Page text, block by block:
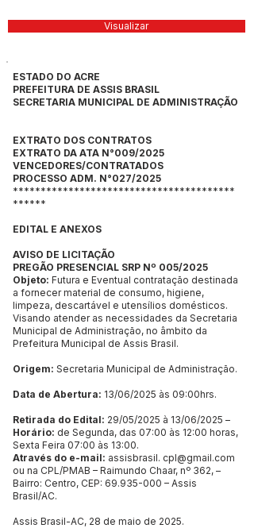
Visualizar
ESTADO DO ACRE
PREFEITURA DE ASSIS BRASIL
SECRETARIA MUNICIPAL DE ADMINISTRAÇÃO
EXTRATO DOS CONTRATOS
EXTRATO DA ATA N°009/2025
VENCEDORES/CONTRATADOS
PROCESSO ADM. N°027/2025
****************************************
******
EDITAL E ANEXOS
AVISO DE LICITAÇÃO
PREGÃO PRESENCIAL SRP Nº 005/2025
Objeto: Futura e Eventual contratação destinada
a fornecer material de consumo, higiene,
limpeza, descartável e utensílios domésticos.
Visando atender as necessidades da Secretaria
Municipal de Administração, no âmbito da
Prefeitura Municipal de Assis Brasil.
Origem: Secretaria Municipal de Administração.
Data de Abertura: 13/06/2025 às 09:00hrs.
Retirada do Edital: 29/05/2025 à 13/06/2025 –
Horário: de Segunda, das 07:00 às 12:00 horas,
Sexta Feira 07:00 às 13:00.
Através do e-mail: assisbrasil. cpl@gmail.com
ou na CPL/PMAB – Raimundo Chaar, nº 362, –
Bairro: Centro, CEP: 69.935-000 – Assis
Brasil/AC.
Assis Brasil-AC, 28 de maio de 2025.